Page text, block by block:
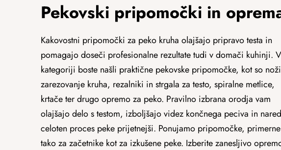
Pekovski pripomočki in
Kakovostni pripomočki za peko kruha olajšajo pripravo testa in
pomagajo doseči profesionalne rezultate tudi v domači kuhinji.
kategoriji boste našli praktične pekovske pripomočke, kot so
zarezovanje kruha, rezalniki in strgala za testo, spiralne metlice,
krtače ter drugo opremo za peko. Pravilno izbrana orodja vam
olajšajo delo s testom, izboljšajo videz končnega peciva in
celoten proces peke prijetnejši. Ponujamo pripomočke, primerne
tako za začetnike kot za izkušene peke. Izberite zanesljivo